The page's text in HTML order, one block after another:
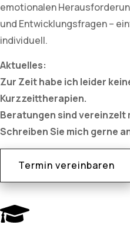
emotionalen
und Entwicklungsfragen –
individuell.
Aktuelles:
Zur Zeit habe ich leider
Kurzzeittherapien.
Beratungen sind vereinzelt
Schreiben Sie mich gerne
Termin vereinbaren